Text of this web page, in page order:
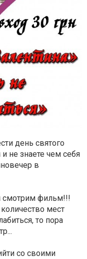
день святого
не знаете чем себя
в
смотрим фильм!!!
мест
то пора
со своими